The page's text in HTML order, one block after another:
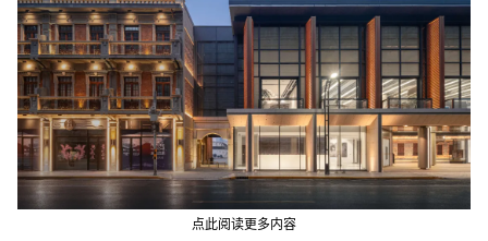
点此阅读更多内容